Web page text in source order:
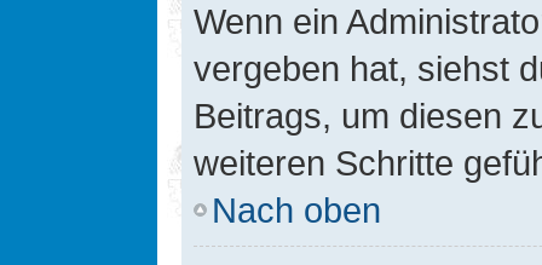
Wenn ein
vergeben hat, siehst
Beitrags, um diesen
weiteren Schritte
Nach oben